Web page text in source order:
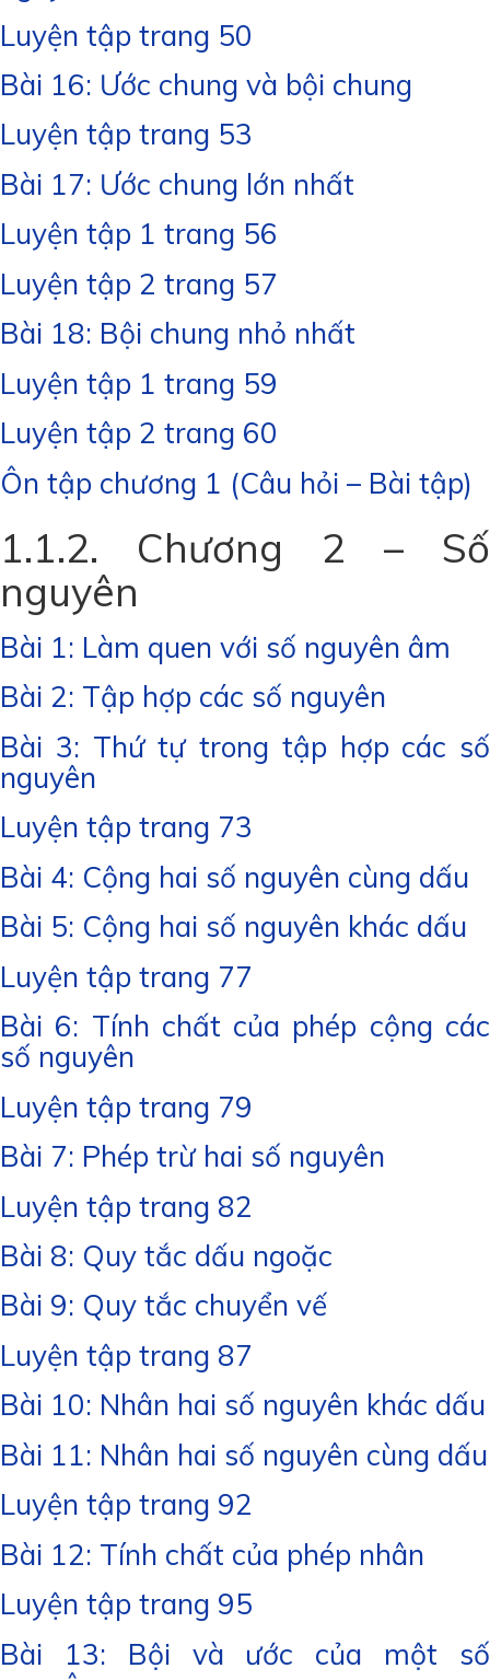
Luyện tập trang 50
Bài 16: Ước chung và bội chung
Luyện tập trang 53
Bài 17: Ước chung lớn nhất
Luyện tập 1 trang 56
Luyện tập 2 trang 57
Bài 18: Bội chung nhỏ nhất
Luyện tập 1 trang 59
Luyện tập 2 trang 60
Ôn tập chương 1 (Câu hỏi – Bài tập)
1.1.2. Chương 2 – Số
nguyên
Bài 1: Làm quen với số nguyên âm
Bài 2: Tập hợp các số nguyên
Bài 3: Thứ tự trong tập hợp các số
nguyên
Luyện tập trang 73
Bài 4: Cộng hai số nguyên cùng dấu
Bài 5: Cộng hai số nguyên khác dấu
Luyện tập trang 77
Bài 6: Tính chất của phép cộng các
số nguyên
Luyện tập trang 79
Bài 7: Phép trừ hai số nguyên
Luyện tập trang 82
Bài 8: Quy tắc dấu ngoặc
Bài 9: Quy tắc chuyển vế
Luyện tập trang 87
Bài 10: Nhân hai số nguyên khác dấu
Bài 11: Nhân hai số nguyên cùng dấu
Luyện tập trang 92
Bài 12: Tính chất của phép nhân
Luyện tập trang 95
Bài 13: Bội và ước của một số